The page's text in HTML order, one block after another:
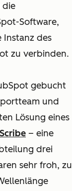
die
Software,
Instanz des
zu verbinden.
gebucht
und
Lösung eines
Scribe – eine
drei
sehr froh, zu